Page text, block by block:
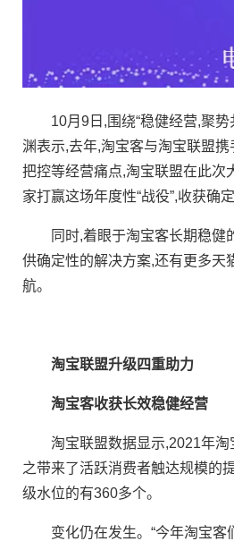
10月9日,围绕“稳健经营,聚势
渊表示,去年,淘宝客与淘宝联盟
把控等经营痛点,淘宝联盟在此次
家打赢这场年度性“战役”,收获确定
同时,着眼于淘宝客长期稳健的
供确定性的解决方案,还有更多天
航。
淘宝联盟升级四重助力
淘宝客收获长效稳健经营
淘宝联盟数据显示,2021年淘
之带来了活跃消费者触达规模的
级水位的有360多个。
变化仍在发生。“今年淘宝客